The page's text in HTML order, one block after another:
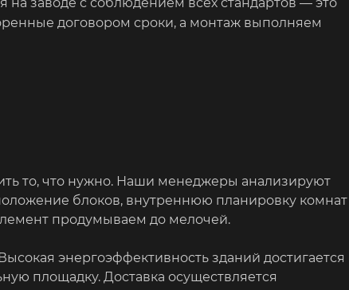
договором сроки, а монтаж выполняем
то, что нужно. Наши менеджеры анализируют
блоков, внутреннюю планировку комнат
продумываем до мелочей.
энергоэффективность зданий достигается
площадку. Доставка осуществляется